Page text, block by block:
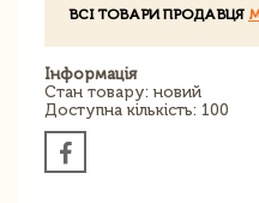
ВСІ ТОВАРИ ПРОДАВЦЯ
Інформація
Стан товару: новий
Доступна кількість: 100